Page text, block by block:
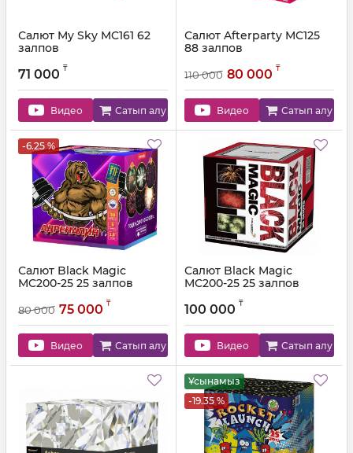
Салют My Sky MC161 62
залпов
71 000 ₸
Видео Сатып алу
Салют Afterparty MC125
88 залпов
110 000 80 000 ₸
Видео Сатып алу
-6.25 %
Салют Black Magic
MC200-25 25 залпов
JF C40-30/01
80 000 75 000 ₸
Видео Сатып алу
Салют Black Magic
MC200-25 25 залпов
MC200-25
100 000 ₸
Видео Сатып алу
Ұсынамыз
-19.35 %